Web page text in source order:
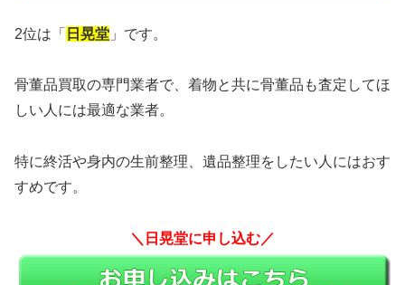
2位は「 日晃堂 」です。
骨董品買取の専門業者で、着物と共に骨董品も査定してほ
しい人には最適な業者。
特に終活や身内の生前整理、遺品整理をしたい人にはおす
すめです。
＼日晃堂に申し込む／